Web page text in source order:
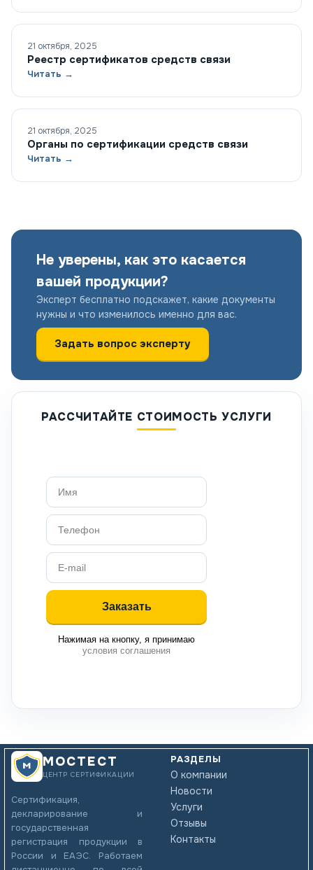
21 октября, 2025
Реестр сертификатов средств связи
Читать →
21 октября, 2025
Органы по сертификации средств связи
Читать →
Не уверены, как это касается
вашей продукции?
Эксперт бесплатно подскажет, какие документы
нужны и что изменилось именно для вас.
Задать вопрос эксперту
РАССЧИТАЙТЕ СТОИМОСТЬ УСЛУГИ
Нажимая на кнопку, я принимаю
условия соглашения
МОСТЕСТ
ЦЕНТР СЕРТИФИКАЦИИ
Сертификация,
декларирование и
государственная
регистрация продукции в
России и ЕАЭС. Работаем
РАЗДЕЛЫ
О компании
Новости
Услуги
Отзывы
Контакты